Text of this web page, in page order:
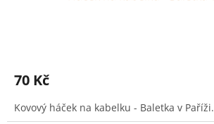
70 Kč
Kovový háček na kabelku - Baletka v Paříži.